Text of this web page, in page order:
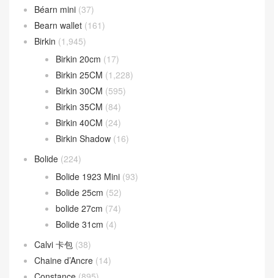
Béarn mini (37)
Bearn wallet (161)
Birkin (1,945)
Birkin 20cm (17)
Birkin 25CM (1,228)
Birkin 30CM (595)
Birkin 35CM (84)
Birkin 40CM (24)
Birkin Shadow (16)
Bolide (224)
Bolide 1923 Mini (93)
Bolide 25cm (52)
bolide 27cm (74)
Bolide 31cm (4)
Calvi 卡包 (38)
Chaine d’Ancre (14)